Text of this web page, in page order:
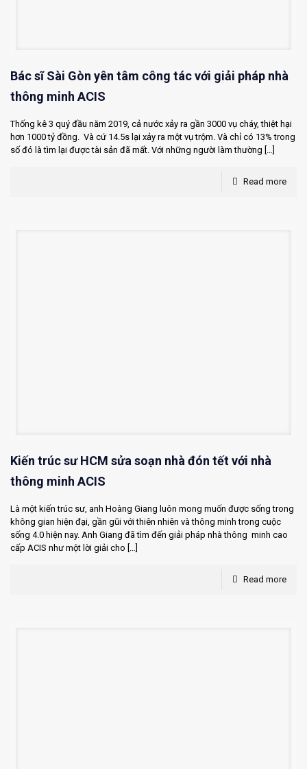
Bác sĩ Sài Gòn yên tâm công tác với giải pháp nhà
thông minh ACIS
Thống kê 3 quý đầu năm 2019, cả nước xảy ra gần 3000 vụ cháy, thiệt hại
hơn 1000 tỷ đồng. Và cứ 14.5s lại xảy ra một vụ trộm. Và chỉ có 13% trong
số đó là tìm lại được tài sản đã mất. Với những người làm thường
Read more
Kiến trúc sư HCM sửa soạn nhà đón tết với nhà
thông minh ACIS
Là một kiến trúc sư, anh Hoàng Giang luôn mong muốn được sống trong
không gian hiện đại, gần gũi với thiên nhiên và thông minh trong cuộc
sống 4.0 hiện nay. Anh Giang đã tìm đến giải pháp nhà thông minh cao
cấp ACIS như một lời giải cho
Read more